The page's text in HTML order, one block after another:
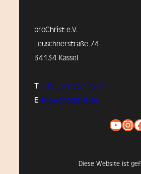
proChrist e.V.
Leuschnerstraße 74
34134 Kassel
T +49 561 937 79-0
E info@prochrist.de
YouTube InstagramFacebook
Diese Website ist